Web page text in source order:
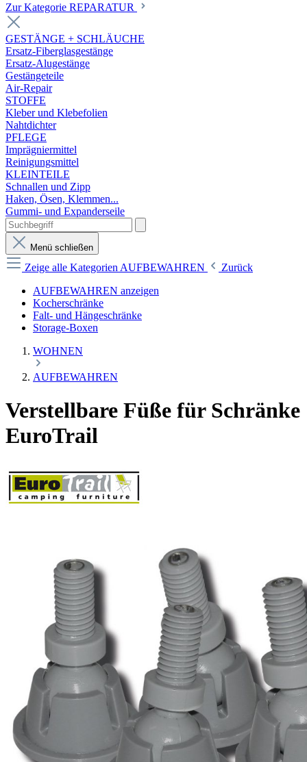
Zur Kategorie REPARATUR
GESTÄNGE + SCHLÄUCHE
Ersatz-Fiberglasgestänge
Ersatz-Alugestänge
Gestängeteile
Air-Repair
STOFFE
Kleber und Klebefolien
Nahtdichter
PFLEGE
Imprägniermittel
Reinigungsmittel
KLEINTEILE
Schnallen und Zipp
Haken, Ösen, Klemmen...
Gummi- und Expanderseile
Menü schließen
Zeige alle Kategorien AUFBEWAHREN
Zurück
AUFBEWAHREN anzeigen
Kocherschränke
Falt- und Hängeschränke
Storage-Boxen
WOHNEN
AUFBEWAHREN
Verstellbare Füße für Schränke
EuroTrail